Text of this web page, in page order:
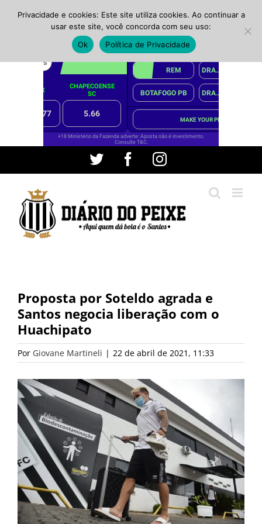
conteúdo
Twitter FacebookInstagram
Proposta por Soteldo agrada e
Santos negocia liberação com o
Huachipato
Por Giovane Martineli | 22 de abril de 2021, 11:33
Privacidade e cookies: Este site utiliza cookies. Ao continuar a
usar este site, você concorda com seu uso:
Ok
Política de Privacidade